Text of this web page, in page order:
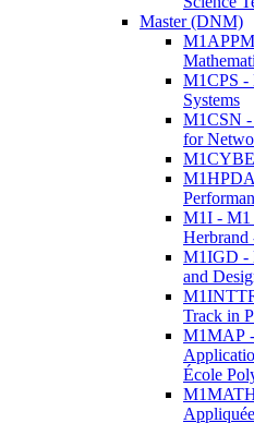
Master (DNM)
M1CPS -
Systems
M1CSN -
for
M1I - M1
Herbrand
M1IGD -
and
Track in
M1MAP
École